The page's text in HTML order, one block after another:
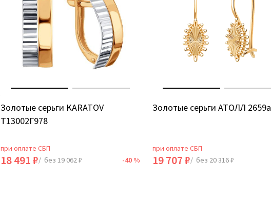
Золотые серьги KARATOV
Т13002Г978
при оплате СБП
18 491 ₽/ без 19 062 ₽ -40 %
Золотые серьги АТОЛЛ 2659а
при оплате СБП
19 707 ₽/ без 20 316 ₽